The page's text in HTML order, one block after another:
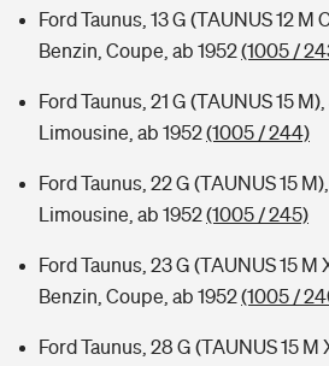
Ford Taunus, 13 G (TAUNUS 12 M
Benzin, Coupe, ab 1952(1005 /
Ford Taunus, 21 G (TAUNUS 15
Limousine, ab 1952(1005 / 244)
Ford Taunus, 22 G (TAUNUS 15
Limousine, ab 1952(1005 / 245)
Ford Taunus, 23 G (TAUNUS 15 M
Benzin, Coupe, ab 1952(1005 /
Ford Taunus, 28 G (TAUNUS 15 M